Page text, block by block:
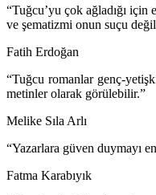
“Tuğcu’yu çok ağladığı
ve şematizmi onun suçu
Fatih Erdoğan
“Tuğcu romanlar genç-
metinler olarak görülebilir.”
Melike Sıla Arlı
“Yazarlara güven duymayı
Fatma Karabıyık